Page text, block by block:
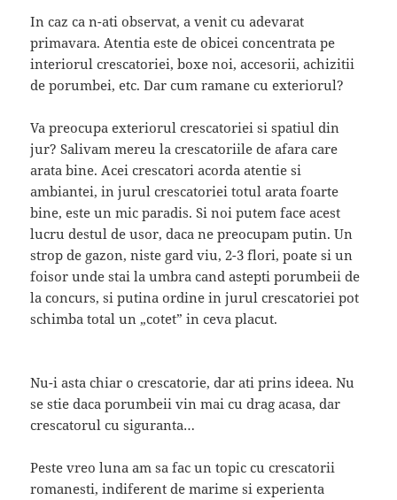
In caz ca n-ati observat, a venit cu adevarat
primavara. Atentia este de obicei concentrata pe
interiorul crescatoriei, boxe noi, accesorii, achizitii
de porumbei, etc. Dar cum ramane cu exteriorul?
Va preocupa exteriorul crescatoriei si spatiul din
jur? Salivam mereu la crescatoriile de afara care
arata bine. Acei crescatori acorda atentie si
ambiantei, in jurul crescatoriei totul arata foarte
bine, este un mic paradis. Si noi putem face acest
lucru destul de usor, daca ne preocupam putin. Un
strop de gazon, niste gard viu, 2-3 flori, poate si un
foisor unde stai la umbra cand astepti porumbeii de
la concurs, si putina ordine in jurul crescatoriei pot
schimba total un „cotet” in ceva placut.
Nu-i asta chiar o crescatorie, dar ati prins ideea. Nu
se stie daca porumbeii vin mai cu drag acasa, dar
crescatorul cu siguranta…
Peste vreo luna am sa fac un topic cu crescatorii
romanesti, indiferent de marime si experienta